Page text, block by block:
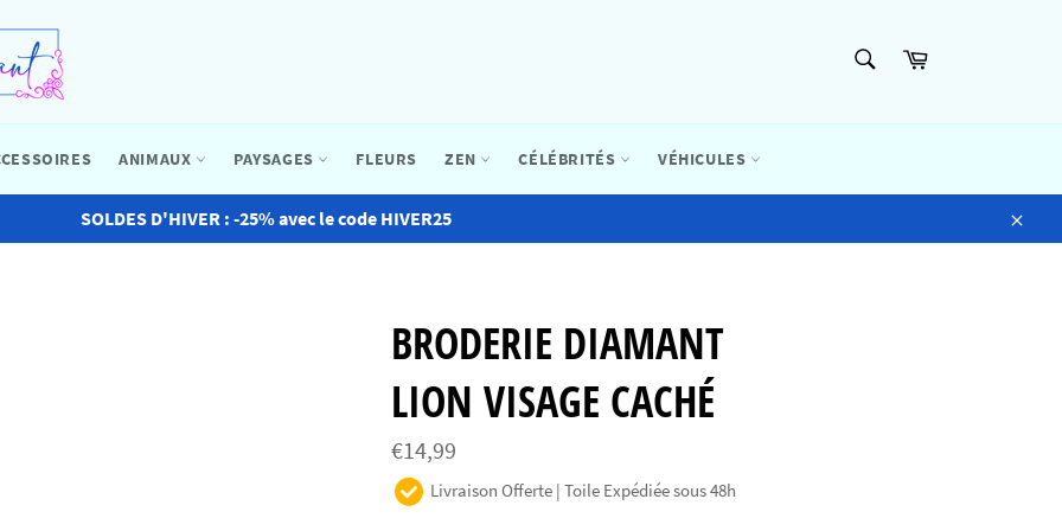
Panier
ANIMAUX PAYSAGES FLEURS ZEN CÉLÉBRITÉS VÉHICULES
SOLDES D'HIVER : -25% avec le code HIVER25
Close
BRODERIE DIAMANT
LION VISAGE CACHÉ
Prix
régulier
€14,99
Livraison Offerte | Toile Expédiée sous 48h